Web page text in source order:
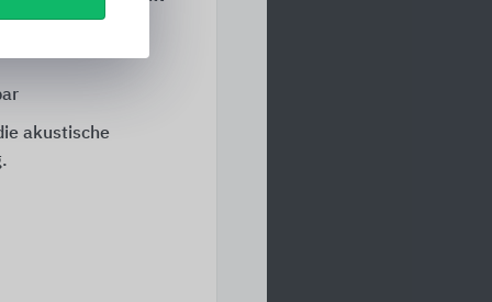
akustische